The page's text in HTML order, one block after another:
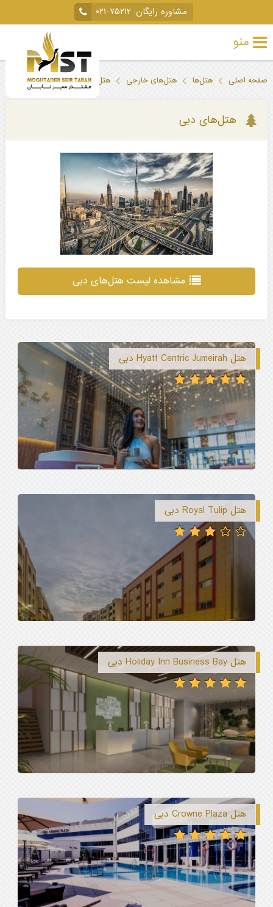
مشاوره رایگان: ۰۲۱-۷۵۲۱۲
منو
تور
صفحه اصلی هتل‌ها هتل‌های خارجی هتل‌های دبی
هتل‌های دبی
مشاهده لیست هتل‌های دبی
هتل Hyatt Centric Jumeirah دبی
هتل Royal Tulip دبی
هتل Holiday Inn Business Bay دبی
هتل Crowne Plaza دبی